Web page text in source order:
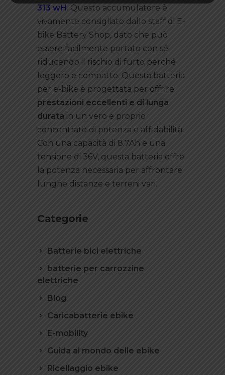
313 wH. Questo accumulatore è
vivamente consigliato dallo staff di E-
bike Battery Shop, dato che può
essere facilmente portato con sé
riducendo il rischio di furto perché
leggero e compatto. Questa batteria
per e-bike è progettata per offrire
prestazioni eccellenti e di lunga
durata in un vero e proprio
concentrato di potenza e affidabilità.
Con una capacità di 8.7Ah e una
tensione di 36V, questa batteria offre
la potenza necessaria per affrontare
lunghe distanze e terreni vari.
Categorie
Batterie bici elettriche
batterie per carrozzine
elettriche
Blog
Caricabatterie ebike
E-mobility
Guida al mondo delle ebike
Ricellaggio ebike